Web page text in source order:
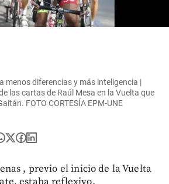
menos diferencias y más inteligencia |
las cartas de Raúl Mesa en la Vuelta que
FOTO CORTESÍA EPM-UNE
, previo el inicio de la Vuelta
estaba reflexivo.